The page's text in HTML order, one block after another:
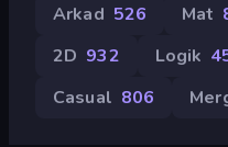
Arkad 526 Mat
2D 932 Logik
Casual 806